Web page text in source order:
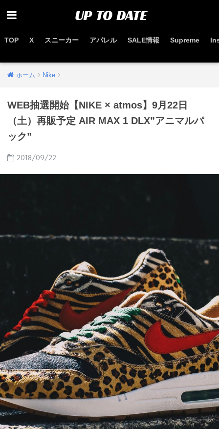
TOP X スニーカー アパレル SALE情報 Supreme
ホーム Nike
WEB抽選開始【NIKE × atmos】9月22日
（土）再販予定 AIR MAX 1 DLX”アニマルパ
ック”
2018/09/22